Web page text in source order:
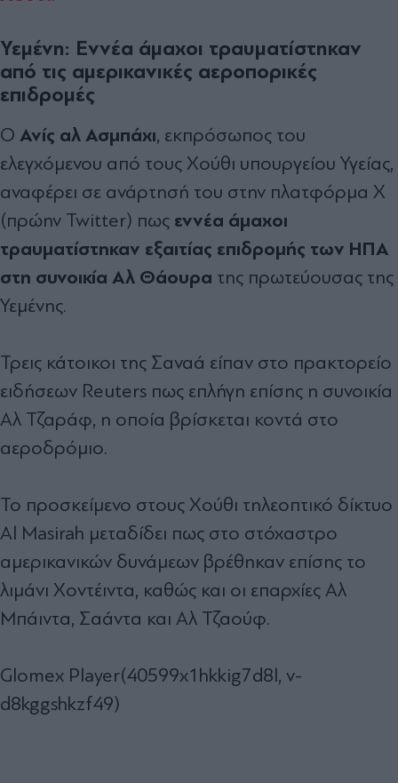
Υεμένη: Εννέα άμαχοι τραυματίστηκαν
από τις αμερικανικές αεροπορικές
επιδρομές
O Ανίς αλ Ασμπάχι, εκπρόσωπος του
ελεγχόμενου από τους Χούθι υπουργείου Υγείας,
αναφέρει σε ανάρτησή του στην πλατφόρμα Χ
(πρώην Twitter) πως εννέα άμαχοι
τραυματίστηκαν εξαιτίας επιδρομής των ΗΠΑ
στη συνοικία Αλ Θάουρα της πρωτεύουσας της
Υεμένης.
Τρεις κάτοικοι της Σαναά είπαν στο πρακτορείο
ειδήσεων Reuters πως επλήγη επίσης η συνοικία
Αλ Τζαράφ, η οποία βρίσκεται κοντά στο
αεροδρόμιο.
Το προσκείμενο στους Χούθι τηλεοπτικό δίκτυο
Al Masirah μεταδίδει πως στο στόχαστρο
αμερικανικών δυνάμεων βρέθηκαν επίσης το
λιμάνι Χοντέιντα, καθώς και οι επαρχίες Αλ
Μπάιντα, Σαάντα και Αλ Τζαούφ.
Glomex Player(40599x1hkkig7d8l, v-
d8kggshkzf49)